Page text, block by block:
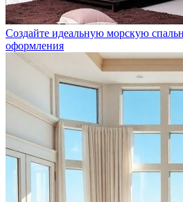
Создайте идеальную морскую
оформления